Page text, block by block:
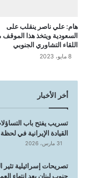
هام: علي ناصر ينقلب على
السعودية ويتخذ هذا
اللقاء التشاوري الجنوبي
8 مايو، 2023
أخر الأخبار
تسريب يفتح باب
القيادة الإيرانية في
31 مارس، 2026
تصريحات إسرائيلية
جنوب لبنان بعد انتهاء